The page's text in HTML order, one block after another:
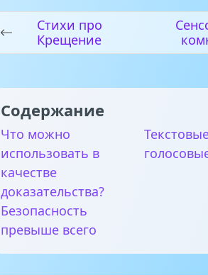
Стихи про
Крещение
Содержание
Что можно
использовать в
качестве
доказательства?
Безопасность
превыше всего